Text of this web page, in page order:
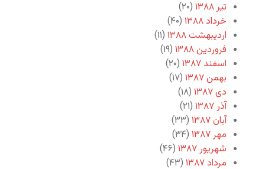
تیر ۱۳۸۸
(۲۰)
خرداد ۱۳۸۸
(۴۰)
اردیبهشت ۱۳۸۸
(۱۱)
فروردین ۱۳۸۸
(۱۹)
اسفند ۱۳۸۷
(۲۰)
بهمن ۱۳۸۷
(۱۷)
دی ۱۳۸۷
(۱۸)
آذر ۱۳۸۷
(۲۱)
آبان ۱۳۸۷
(۳۳)
مهر ۱۳۸۷
(۳۴)
شهریور ۱۳۸۷
(۴۶)
مرداد ۱۳۸۷
(۴۳)